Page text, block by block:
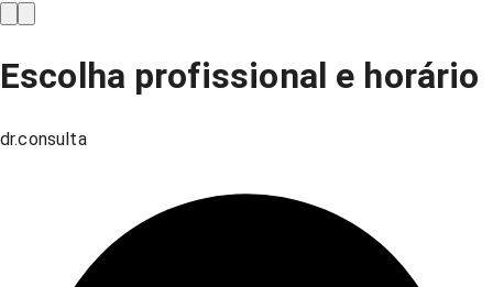
Escolha profissional e horário
dr.consulta